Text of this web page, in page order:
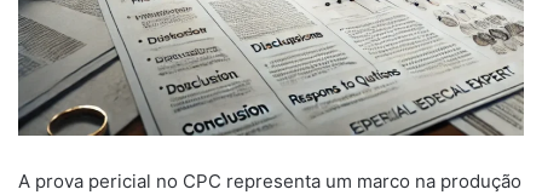
A prova pericial no CPC representa um marco na produção